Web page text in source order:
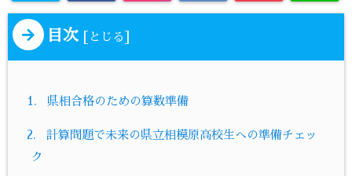
目次 [ とじる]
1. 県相合格のための算数準備
2.
計算問題で未来の県立相模原高校生への準備チェッ
ク